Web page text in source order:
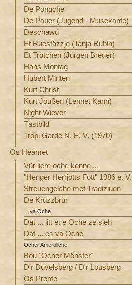
De Pöngche
De Pauer (Jugend - Musekante)
Deschawü
Et Ruestäzzje (Tanja Rubin)
Et Trötchen (Jürgen Breuer)
Hans Montag
Hubert Minten
Kurt Christ
Kurt Joußen (Lennet Kann)
Night Wiever
Tästbild
Tropi Garde N. E. V. (1970)
Os Heämet
Vür liere oche kenne ...
"Henger Herrjotts Fott" 1986 e. V.
Streuengelche met Tradiziuen
De Krüzzbrür
... va Oche
Dat ... jitt et e Oche ze sieh
Dat ... es va Oche
Öcher Ameröllche
Bou "Öcher Mönster"
D'r Düvelsberg / D'r Lousberg
Os Prente